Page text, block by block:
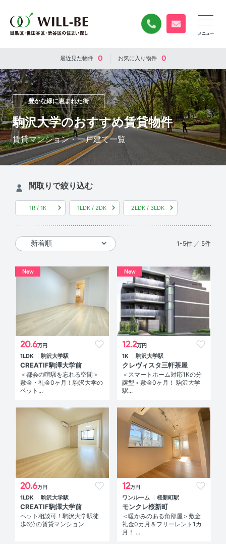
0120-840-834
無料お問い合
最近見た物件 0 お気に入り物件 0
豊かな緑に恵まれた街
駒沢大学のおすすめ賃貸物件
賃貸マンション・一戸建て一覧
間取りで絞り込む
1R / 1K 1LDK / 2DK 2LDK / 3LDK
1-5件 ／ 5件
New
20.6万円
1LDK 駒沢大学駅
CREATIF駒澤大学前
＜都会の喧騒を忘れる空間＞
敷金・礼金0ヶ月！駒沢大学の
ペット...
New
12.2万円
1K 駒沢大学駅
クレヴィスタ三軒茶屋
＜スマートホーム対応1Kの分
譲型＞敷金0ヶ月！ 駒沢大学
駅...
20.6万円
1LDK 駒沢大学駅
CREATIF駒澤大学前
ペット相談可！駒沢大学駅徒
歩6分の賃貸マンション
12万円
ワンルーム 桜新町駅
モンクレ桜新町
＜暖かみのある角部屋＞敷金
礼金0カ月＆フリーレント1カ
月！ ...